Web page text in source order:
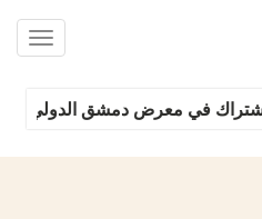
في معرض دمشق الدولي